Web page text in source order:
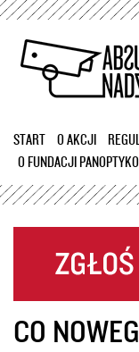
START O AKCJI
O FUNDACJI
CO